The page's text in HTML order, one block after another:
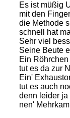
Es ist müßig
mit den
die Methode
schnell hat
Sehr viel
Seine Beute
Ein
tut es da zur
Ein'
tut es auch
denn leider ja
nen'